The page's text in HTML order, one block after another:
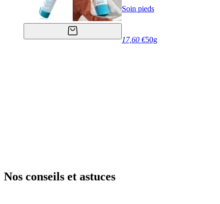
Soin pieds
17,60 €50g
Nos conseils et astuces